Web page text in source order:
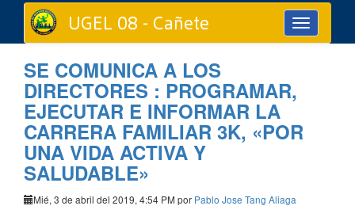
Toggle
navigation
UGEL 08 - Cañete
SE COMUNICA A LOS
DIRECTORES : PROGRAMAR,
EJECUTAR E INFORMAR LA
CARRERA FAMILIAR 3K, «POR
UNA VIDA ACTIVA Y
SALUDABLE»
Mié, 3 de abril del 2019, 4:54 PM por Pablo Jose Tang Aliaga